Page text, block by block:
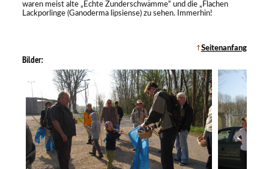
waren meist alte „Echte Zunderschwämme“ und die „Flachen
Lackporlinge (Ganoderma lipsiense) zu sehen. Immerhin!
Seitenanfang
Bilder: